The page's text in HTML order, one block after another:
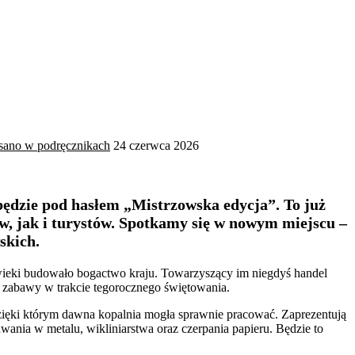
w podręcznikach 24 czerwca 2026
pod hasłem „Mistrzowska edycja”. To już
jak i turystów. Spotkamy się w nowym miejscu –
budowało bogactwo kraju. Towarzyszący im niegdyś handel
w trakcie tegorocznego świętowania.
którym dawna kopalnia mogła sprawnie pracować. Zaprezentują
w metalu, wikliniarstwa oraz czerpania papieru. Będzie to